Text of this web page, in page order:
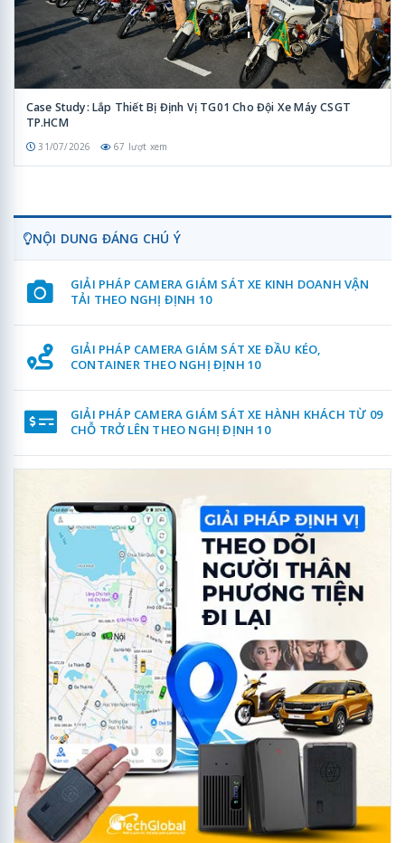
Case Study: Lắp Thiết Bị Định Vị TG01 Cho Đội Xe Máy CSGT
TP.HCM
31/07/2026 67 lượt xem
NỘI DUNG ĐÁNG CHÚ Ý
GIẢI PHÁP CAMERA GIÁM SÁT XE KINH DOANH VẬN
TẢI THEO NGHỊ ĐỊNH 10
GIẢI PHÁP CAMERA GIÁM SÁT XE ĐẦU KÉO,
CONTAINER THEO NGHỊ ĐỊNH 10
GIẢI PHÁP CAMERA GIÁM SÁT XE HÀNH KHÁCH TỪ 09
CHỖ TRỞ LÊN THEO NGHỊ ĐỊNH 10